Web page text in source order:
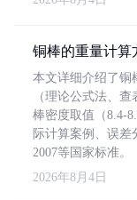
铜棒的重量计算
本文详细介绍了铜
（理论公式法、
棒密度取值（8.4-
际计算案例、误差
2007等国家标准。
2026年8月4日